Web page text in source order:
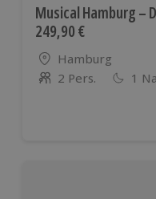
Musical Hamburg –
249,90 €
Standort
Hamburg
Anzahl der
2 Pers. 1